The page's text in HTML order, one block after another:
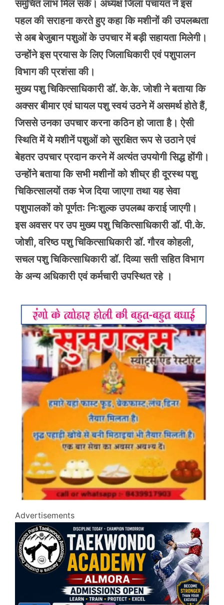
समुचित लाभ मिल सके। अध्यक्ष जिला पंचायत ने इस
पहल की सराहना करते हुए कहा कि मशीनों की उपलब्धता
से अब बेजुबान पशुओं के उपचार में बड़ी सहायता मिलेगी।
उन्होंने इस प्रयास के लिए जिलाधिकारी एवं पशुपालन
विभाग की प्रशंसा की।
मुख्य पशु चिकित्साधिकारी डॉ. के.के. जोशी ने बताया कि
अक्सर बीमार एवं घायल पशु स्वयं उठने में असमर्थ होते हैं,
जिससे उनका उपचार करना कठिन हो जाता है। ऐसी
स्थिति में ये मशीनें पशुओं को सुरक्षित रूप से उठाने एवं
बेहतर उपचार प्रदान करने में अत्यंत उपयोगी सिद्ध होंगी।
उन्होंने बताया कि सभी मशीनों को शीघ्र ही दूरस्थ पशु
चिकित्सालयों तक भेज दिया जाएगा तथा यह सेवा
पशुपालकों को पूर्णतः निःशुल्क उपलब्ध कराई जाएगी।
इस अवसर पर उप मुख्य पशु चिकित्साधिकारी डॉ. पी.के.
जोशी, वरिष्ठ पशु चिकित्साधिकारी डॉ. गौरव कोहली,
सचल पशु चिकित्साधिकारी डॉ. दिव्या सती सहित विभाग
के अन्य अधिकारी एवं कर्मचारी उपस्थित रहे ।
Advertisements